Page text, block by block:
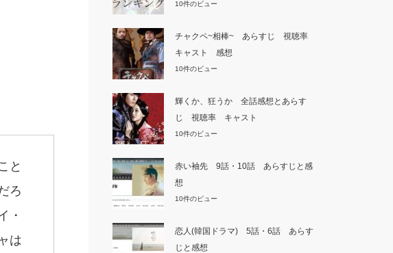
と
ろ
・
は
10件のビュー
チャクペ~相棒~ あらすじ 視聴率
キャスト 感想
10件のビュー
輝くか、狂うか 全話感想とあらす
じ 視聴率 キャスト
10件のビュー
赤い袖先 9話・10話 あらすじと感
想
10件のビュー
恋人(韓国ドラマ) 5話・6話 あらす
じと感想